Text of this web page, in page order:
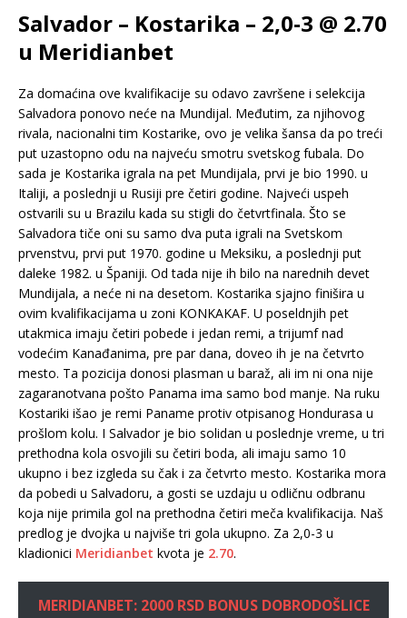
Salvador – Kostarika – 2,0-3 @ 2.70
u Meridianbet
Za domaćina ove kvalifikacije su odavo završene i selekcija
Salvadora ponovo neće na Mundijal. Međutim, za njihovog
rivala, nacionalni tim Kostarike, ovo je velika šansa da po treći
put uzastopno odu na najveću smotru svetskog fubala. Do
sada je Kostarika igrala na pet Mundijala, prvi je bio 1990. u
Italiji, a poslednji u Rusiji pre četiri godine. Najveći uspeh
ostvarili su u Brazilu kada su stigli do četvrtfinala. Što se
Salvadora tiče oni su samo dva puta igrali na Svetskom
prvenstvu, prvi put 1970. godine u Meksiku, a poslednji put
daleke 1982. u Španiji. Od tada nije ih bilo na narednih devet
Mundijala, a neće ni na desetom. Kostarika sjajno finišira u
ovim kvalifikacijama u zoni KONKAKAF. U poseldnjih pet
utakmica imaju četiri pobede i jedan remi, a trijumf nad
vodećim Kanađanima, pre par dana, doveo ih je na četvrto
mesto. Ta pozicija donosi plasman u baraž, ali im ni ona nije
zagaranotvana pošto Panama ima samo bod manje. Na ruku
Kostariki išao je remi Paname protiv otpisanog Hondurasa u
prošlom kolu. I Salvador je bio solidan u poslednje vreme, u tri
prethodna kola osvojili su četiri boda, ali imaju samo 10
ukupno i bez izgleda su čak i za četvrto mesto. Kostarika mora
da pobedi u Salvadoru, a gosti se uzdaju u odličnu odbranu
koja nije primila gol na prethodna četiri meča kvalifikacija. Naš
predlog je dvojka u najviše tri gola ukupno. Za 2,0-3 u
kladionici Meridianbet kvota je 2.70.
MERIDIANBET: 2000 RSD BONUS DOBRODOŠLICE